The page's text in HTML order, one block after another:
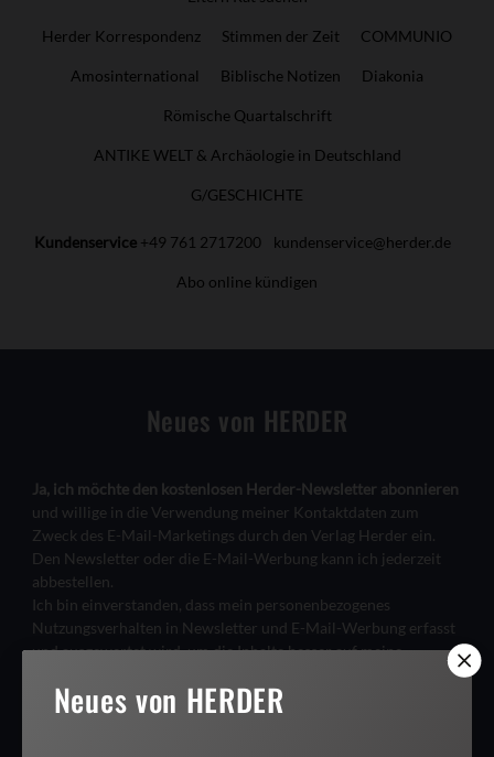
Herder Korrespondenz Stimmen der Zeit COMMUNIO
Amosinternational Biblische Notizen Diakonia
Römische Quartalschrift
ANTIKE WELT & Archäologie in Deutschland
G/GESCHICHTE
Kundenservice +49 761 2717200 kundenservice@herder.de
Abo online kündigen
Neues von HERDER
Ja, ich möchte den kostenlosen Herder-Newsletter abonnieren
und willige in die Verwendung meiner Kontaktdaten zum
Zweck des E-Mail-Marketings durch den Verlag Herder ein.
Den Newsletter oder die E-Mail-Werbung kann ich jederzeit
abbestellen.
Ich bin einverstanden, dass mein personenbezogenes
Nutzungsverhalten in Newsletter und E-Mail-Werbung erfasst
und ausgewertet wird, um die Inhalte besser auf meine
Interessen auszurichten. Über einen Link in Newsletter oder E-
Mail kann ich diese Funktion jederzeit ausschalten.
Weiterführende Informationen finden Sie in unseren
Neues von HERDER